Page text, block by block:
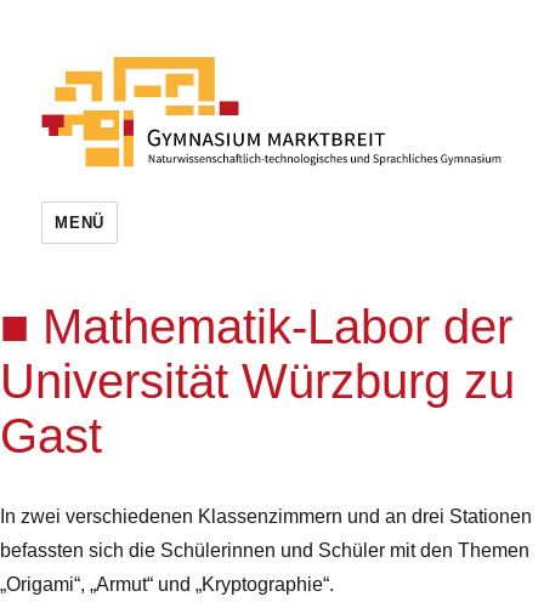
MENÜ
Mathematik-Labor der
Universität Würzburg zu
Gast
In zwei verschiedenen Klassenzimmern und an drei Stationen
befassten sich die Schülerinnen und Schüler mit den Themen
„Origami“, „Armut“ und „Kryptographie“.